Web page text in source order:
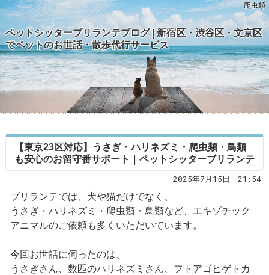
爬虫類
ペットシッターブリランテブログ | 新宿区・渋谷区・文京区
でペットのお世話・散歩代行サービス
【東京23区対応】うさぎ・ハリネズミ・爬虫類・鳥類
も安心のお留守番サポート｜ペットシッターブリランテ
2025年7月15日｜21:54
ブリランテでは、犬や猫だけでなく、
うさぎ・ハリネズミ・爬虫類・鳥類など、エキゾチック
アニマルのご依頼も多くいただいています。
今回お世話に伺ったのは、
うさぎさん、数匹のハリネズミさん、フトアゴヒゲトカ